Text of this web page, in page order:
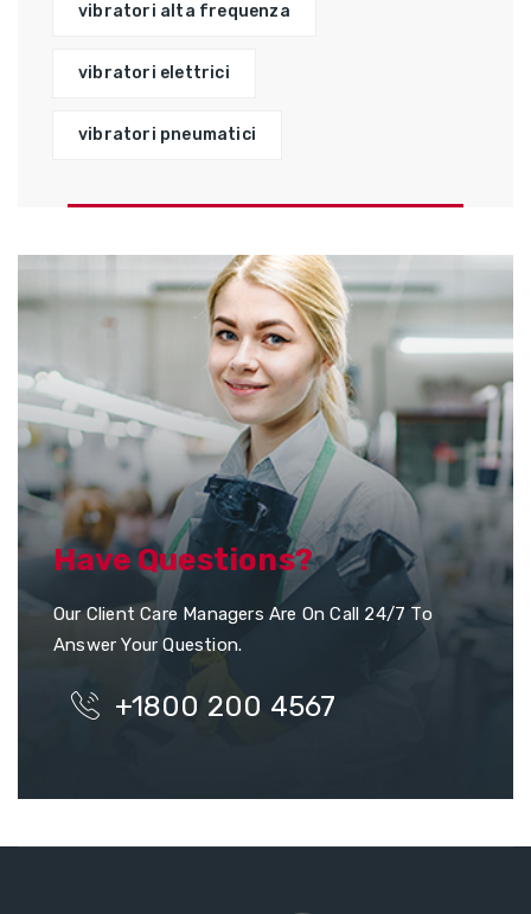
vibratori alta frequenza
vibratori elettrici
vibratori pneumatici
Have Questions?
Our Client Care Managers Are On Call 24/7 To
Answer Your Question.
+1800 200 4567